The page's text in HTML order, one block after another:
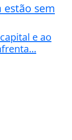
estão sem
e ao